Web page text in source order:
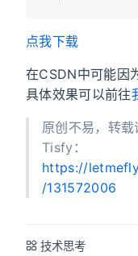
点我下载
在CSDN中可能因
具体效果可以前往
原创不易，转载
Tisfy：
https://
/131572006
技术思考